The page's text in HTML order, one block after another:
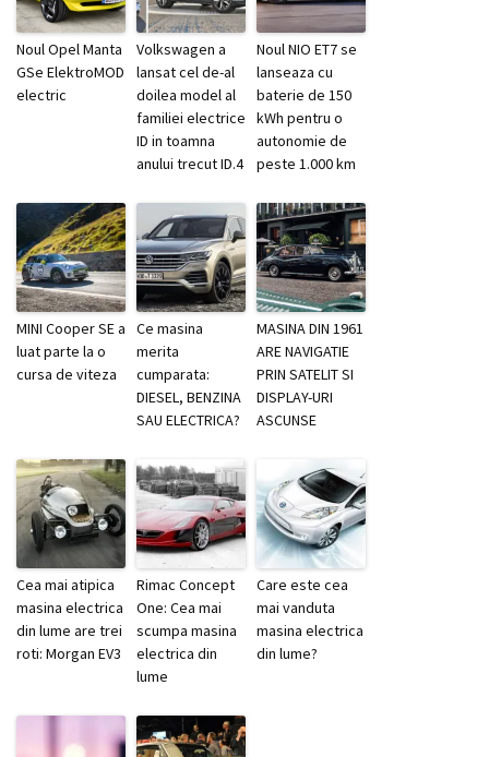
Noul Opel Manta
GSe ElektroMOD
electric
Volkswagen a
lansat cel de-al
doilea model al
familiei electrice
ID in toamna
anului trecut ID.4
Noul NIO ET7 se
lanseaza cu
baterie de 150
kWh pentru o
autonomie de
peste 1.000 km
MINI Cooper SE a
luat parte la o
cursa de viteza
Ce masina
merita
cumparata:
DIESEL, BENZINA
SAU ELECTRICA?
MASINA DIN 1961
ARE NAVIGATIE
PRIN SATELIT SI
DISPLAY-URI
ASCUNSE
Cea mai atipica
masina electrica
din lume are trei
roti: Morgan EV3
Rimac Concept
One: Cea mai
scumpa masina
electrica din
lume
Care este cea
mai vanduta
masina electrica
din lume?